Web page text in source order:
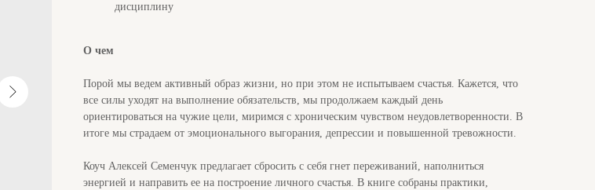
дисциплину
О чем
Порой мы ведем активный образ жизни, но при этом не испытываем счастья. Кажется, что
все силы уходят на выполнение обязательств, мы продолжаем каждый день
ориентироваться на чужие цели, миримся с хроническим чувством неудовлетворенности. В
итоге мы страдаем от эмоционального выгорания, депрессии и повышенной тревожности.
Коуч Алексей Семенчук предлагает сбросить с себя гнет переживаний, наполниться
энергией и направить ее на построение личного счастья. В книге собраны практики,